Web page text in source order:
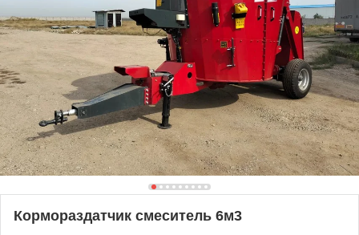
Кормораздатчик смеситель 6м3